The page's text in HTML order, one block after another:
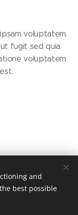
voluptatem
fugit sed quia
voluptatem
Richtlinie
and
best possible